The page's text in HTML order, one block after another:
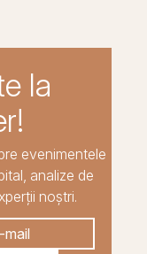
la
evenimentele
analize de
noștri.